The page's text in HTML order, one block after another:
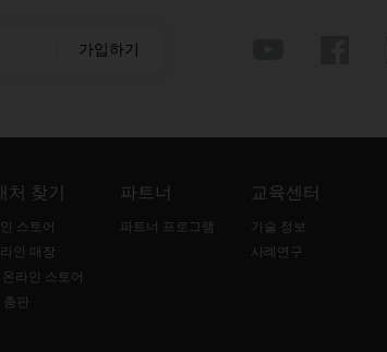
가입하기
처 찾기
스토어
인 매장
라인 스토어
총판
파트너
파트너 프로그램
교육센터
기술 정보
사례연구